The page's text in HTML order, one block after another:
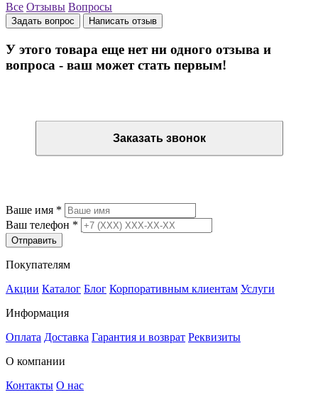
Все Отзывы Вопросы
Задать вопрос Написать отзыв
У этого товара еще нет ни одного отзыва и
вопроса - ваш может стать первым!
Заказать звонок
Ваше имя *
Ваш телефон *
Отправить
Покупателям
Акции Каталог Блог Корпоративным клиентам Услуги
Информация
Оплата Доставка Гарантия и возврат Реквизиты
О компании
Контакты О нас